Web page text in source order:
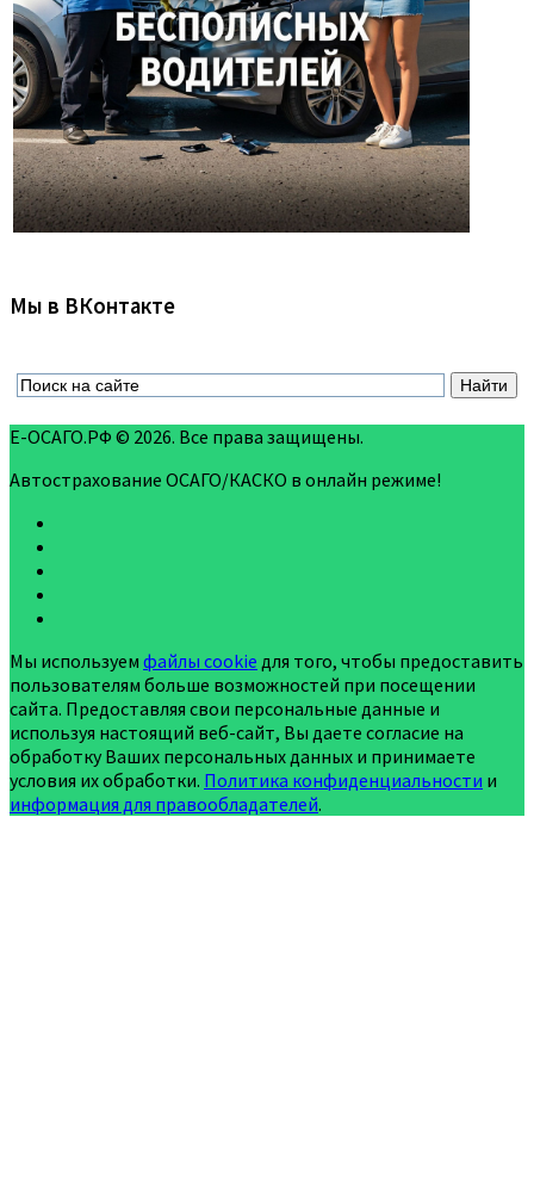
Мы в ВКонтакте
Е-ОСАГО.РФ © 2026. Все права защищены.
Автострахование ОСАГО/КАСКО в онлайн режиме!
Мы используем файлы cookie для того, чтобы предоставить
пользователям больше возможностей при посещении
сайта. Предоставляя свои персональные данные и
используя настоящий веб-сайт, Вы даете согласие на
обработку Ваших персональных данных и принимаете
условия их обработки. Политика конфиденциальности и
информация для правообладателей.